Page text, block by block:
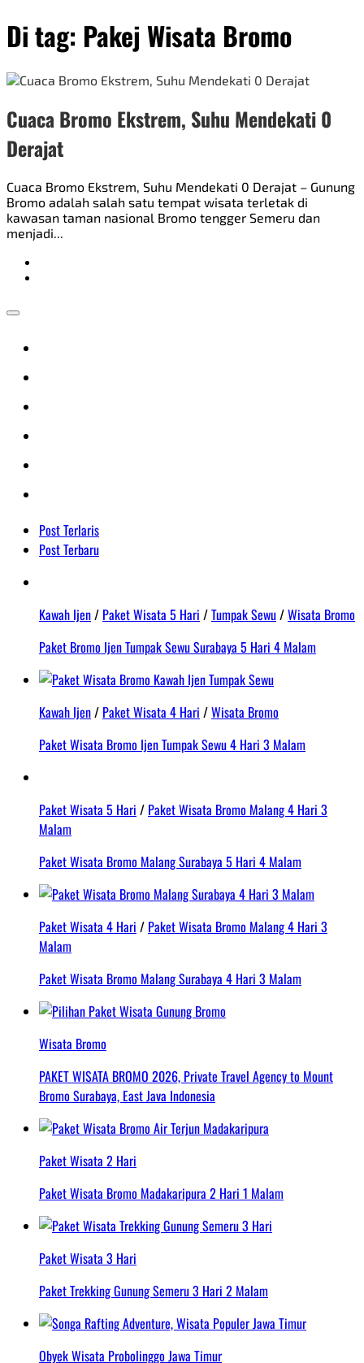
Di tag: Pakej Wisata Bromo
Cuaca Bromo Ekstrem, Suhu Mendekati 0
Derajat
Cuaca Bromo Ekstrem, Suhu Mendekati 0 Derajat – Gunung
Bromo adalah salah satu tempat wisata terletak di
kawasan taman nasional Bromo tengger Semeru dan
menjadi...
Post Terlaris
Post Terbaru
Kawah Ijen/ Paket Wisata 5 Hari /Tumpak Sewu/Wisata Bromo
Paket Bromo Ijen Tumpak Sewu Surabaya 5 Hari 4 Malam
Kawah Ijen/ Paket Wisata 4 Hari /Wisata Bromo
Paket Wisata Bromo Ijen Tumpak Sewu 4 Hari 3 Malam
Paket Wisata 5 Hari / Paket Wisata Bromo Malang 4 Hari 3
Malam
Paket Wisata Bromo Malang Surabaya 5 Hari 4 Malam
Paket Wisata 4 Hari / Paket Wisata Bromo Malang 4 Hari 3
Malam
Paket Wisata Bromo Malang Surabaya 4 Hari 3 Malam
Wisata Bromo
PAKET WISATA BROMO 2026, Private Travel Agency to Mount
Bromo Surabaya, East Java Indonesia
Paket Wisata 2 Hari
Paket Wisata Bromo Madakaripura 2 Hari 1 Malam
Paket Wisata 3 Hari
Paket Trekking Gunung Semeru 3 Hari 2 Malam
Obyek Wisata Probolinggo Jawa Timur